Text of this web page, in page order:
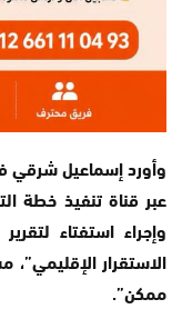
وأورد إسماعيل شرقي
عبر قناة تنفيذ خطة
وإجراء استفتاء
الاستقرار
ممكن”.